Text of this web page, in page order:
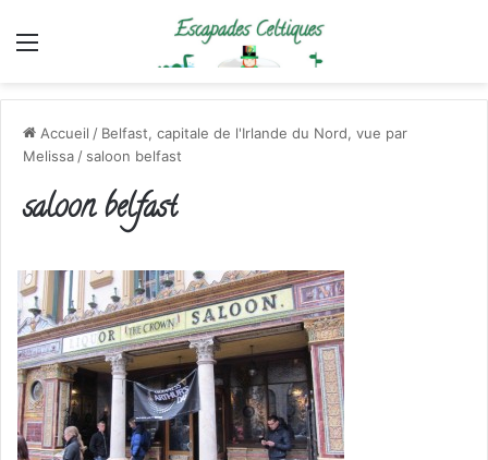
Menu
Accueil / Belfast, capitale de l'Irlande du Nord, vue par
Melissa / saloon belfast
saloon belfast